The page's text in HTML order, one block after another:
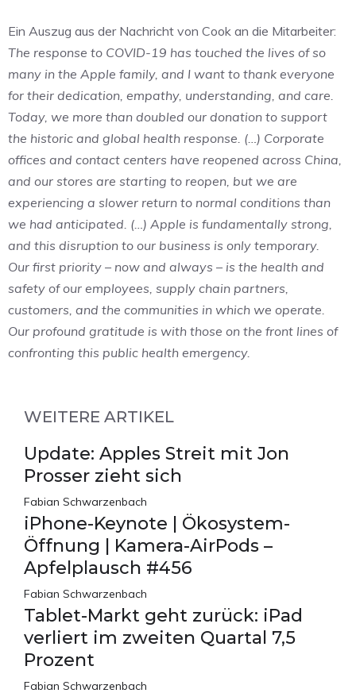
Ein Auszug aus der Nachricht von Cook an die Mitarbeiter:
The response to COVID-19 has touched the lives of so
many in the Apple family, and I want to thank everyone
for their dedication, empathy, understanding, and care.
Today, we more than doubled our donation to support
the historic and global health response. (…) Corporate
offices and contact centers have reopened across China,
and our stores are starting to reopen, but we are
experiencing a slower return to normal conditions than
we had anticipated. (…) Apple is fundamentally strong,
and this disruption to our business is only temporary.
Our first priority – now and always – is the health and
safety of our employees, supply chain partners,
customers, and the communities in which we operate.
Our profound gratitude is with those on the front lines of
confronting this public health emergency.
WEITERE ARTIKEL
Update: Apples Streit mit Jon
Prosser zieht sich
Fabian Schwarzenbach
iPhone-Keynote | Ökosystem-
Öffnung | Kamera-AirPods –
Apfelplausch #456
Fabian Schwarzenbach
Tablet-Markt geht zurück: iPad
verliert im zweiten Quartal 7,5
Prozent
Fabian Schwarzenbach